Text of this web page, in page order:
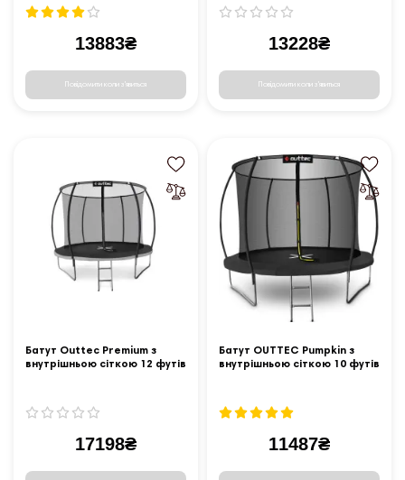
13883₴
Повідомити коли з'явиться
13228₴
Повідомити коли з'явиться
Батут Outtec Premium з
внутрішньою сіткою 12 футів
17198₴
Батут OUTTEC Pumpkin з
внутрішньою сіткою 10 футів
11487₴